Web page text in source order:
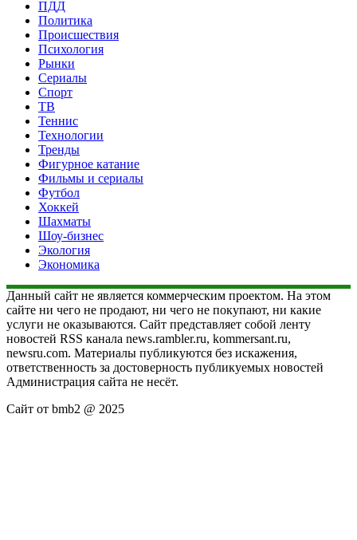
ПДД
Политика
Происшествия
Психология
Рынки
Сериалы
Спорт
ТВ
Теннис
Технологии
Тренды
Фигурное катание
Фильмы и сериалы
Футбол
Хоккей
Шахматы
Шоу-бизнес
Экология
Экономика
Данный сайт не является коммерческим проектом. На этом
сайте ни чего не продают, ни чего не покупают, ни какие
услуги не оказываются. Сайт представляет собой ленту
новостей RSS канала news.rambler.ru, kommersant.ru,
newsru.com. Материалы публикуются без искажения,
ответственность за достоверность публикуемых новостей
Администрация сайта не несёт.
Сайт от bmb2 @ 2025